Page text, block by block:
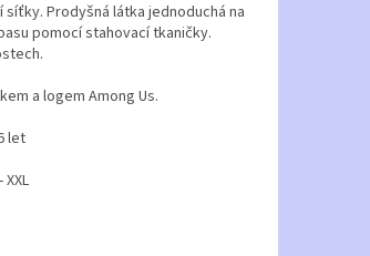
Prodyšná látka jednoduchá na
pomocí stahovací tkaničky.
a logem Among Us.
let